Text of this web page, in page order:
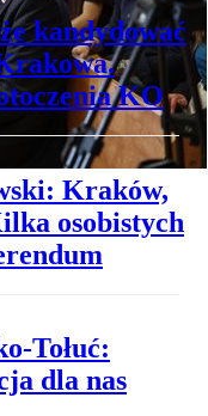
kandydować
KO
Kraków,
osobistych
Tołuć:
dla nas